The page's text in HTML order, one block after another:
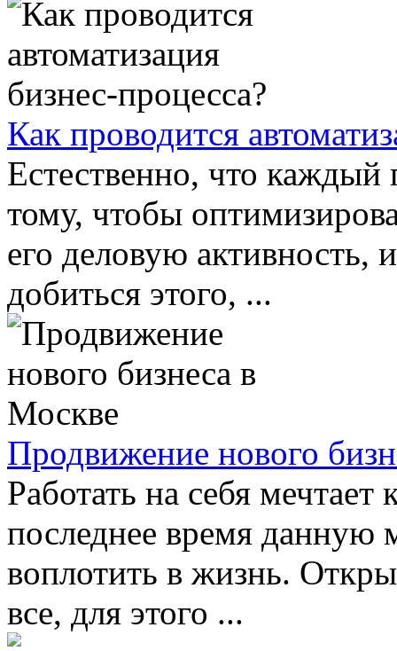
Как проводится
Естественно, что каждый
тому, чтобы
его деловую
добиться этого, ...
Продвижение нового
Работать на себя
последнее время данную
воплотить в жизнь.
все, для этого ...